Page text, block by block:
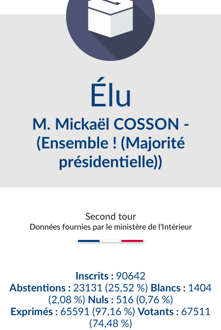
Élu
M. Mickaël COSSON -
(Ensemble ! (Majorité
présidentielle))
Second tour
Données fournies par le ministère de l'Intérieur
Inscrits : 90642
Abstentions : 23131 (25,52 %) Blancs : 1404
(2,08 %) Nuls :516 (0,76 %)
Exprimés : 65591 (97,16 %) Votants : 67511
(74,48 %)